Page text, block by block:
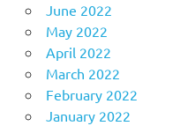
June 2022
May 2022
April 2022
March 2022
February 2022
January 2022